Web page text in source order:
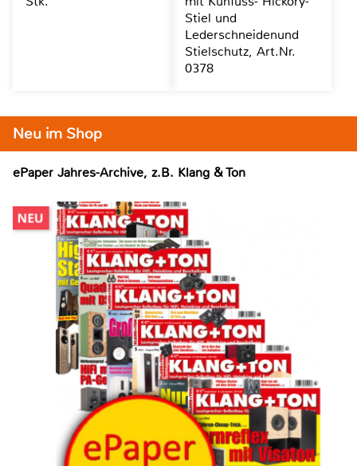
Neu im Shop
ePaper Jahres-Archive, z.B. Klang & Ton
Stiel und
Lederschneidenund
Stielschutz, Art.Nr.
0378